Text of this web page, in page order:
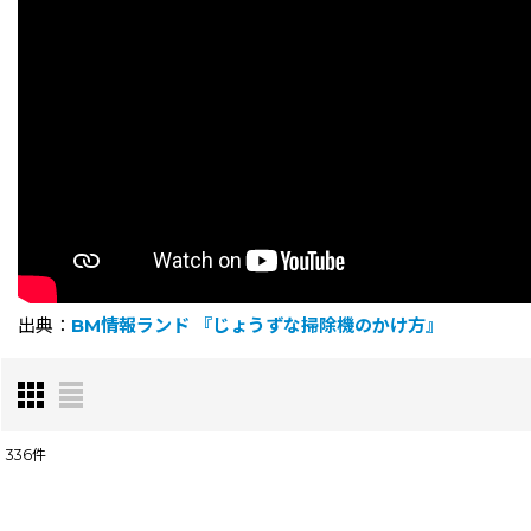
出典： BM情報ランド 『じょうずな掃除機のかけ方』
336件